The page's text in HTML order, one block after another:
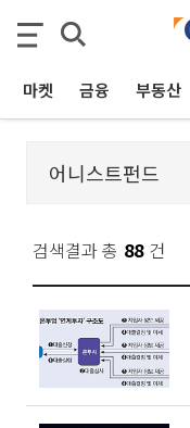
마켓 금융 부동산
검색결과 총 88 건